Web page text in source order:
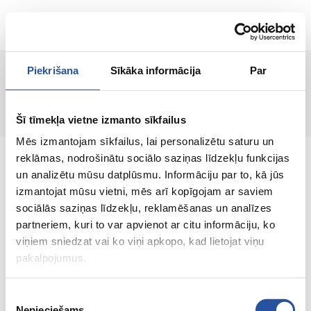
Piekrišana Sīkāka informācija Par
Šī tīmekļa vietne izmanto sīkfailus
Mēs izmantojam sīkfailus, lai personalizētu saturu un
reklāmas, nodrošinātu sociālo saziņas līdzekļu funkcijas
un analizētu mūsu datplūsmu. Informāciju par to, kā jūs
izmantojat mūsu vietni, mēs arī kopīgojam ar saviem
sociālās saziņas līdzekļu, reklamēšanas un analīzes
partneriem, kuri to var apvienot ar citu informāciju, ko
viņiem sniedzat vai ko viņi apkopo, kad lietojat viņu
pakalpojumus.
ET
Lehte ei leitud!
Veebipoodi soodsate hindade ja kvaliteetsete
toodetega, kus kliendi rahulolu on meie
peamine väärtus.
Koik sinu kodu ja aia jaoks!